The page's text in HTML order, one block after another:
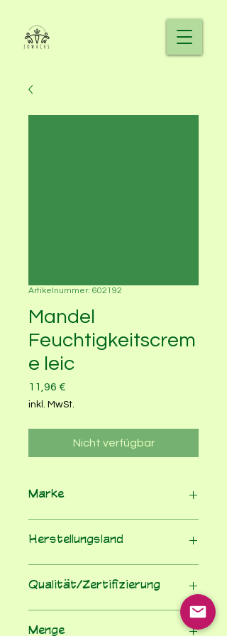
Artikelnummer: 602192
Mandel
Feuchtigkeitscrem
e leic
11,96 €
inkl. MwSt.
Nicht verfügbar
Marke
Herstellungsland
Qualität/Zertifizierung
Menge